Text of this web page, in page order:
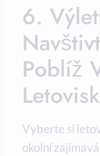
6.
Poblíž
Vyberte si
okolní